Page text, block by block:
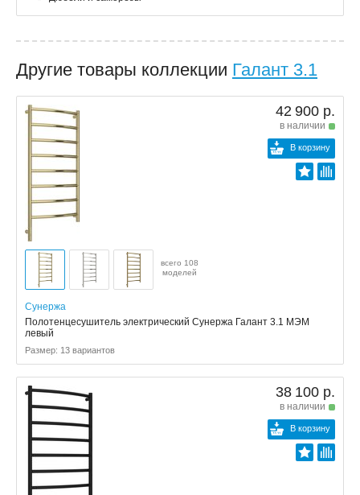
Другие товары коллекции Галант 3.1
42 900 р.
в наличии
В корзину
всего 108
моделей
Сунержа
Полотенцесушитель электрический Сунержа Галант 3.1 МЭМ
левый
Размер: 13 вариантов
38 100 р.
в наличии
В корзину